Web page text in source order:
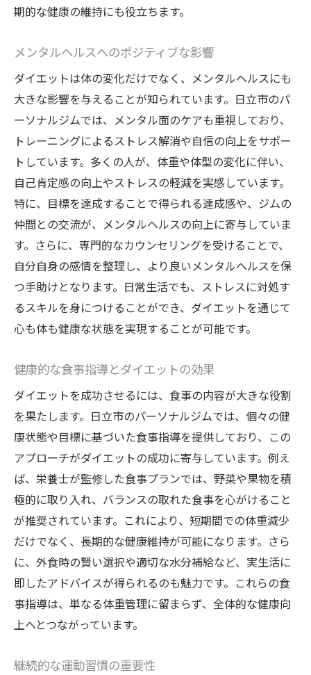
期的な健康の維持にも役立ちます。
メンタルヘルスへのポジティブな影響
ダイエットは体の変化だけでなく、メンタルヘルスにも
大きな影響を与えることが知られています。日立市のパ
ーソナルジムでは、メンタル面のケアも重視しており、
トレーニングによるストレス解消や自信の向上をサポー
トしています。多くの人が、体重や体型の変化に伴い、
自己肯定感の向上やストレスの軽減を実感しています。
特に、目標を達成することで得られる達成感や、ジムの
仲間との交流が、メンタルヘルスの向上に寄与していま
す。さらに、専門的なカウンセリングを受けることで、
自分自身の感情を整理し、より良いメンタルヘルスを保
つ手助けとなります。日常生活でも、ストレスに対処す
るスキルを身につけることができ、ダイエットを通じて
心も体も健康な状態を実現することが可能です。
健康的な食事指導とダイエットの効果
ダイエットを成功させるには、食事の内容が大きな役割
を果たします。日立市のパーソナルジムでは、個々の健
康状態や目標に基づいた食事指導を提供しており、この
アプローチがダイエットの成功に寄与しています。例え
ば、栄養士が監修した食事プランでは、野菜や果物を積
極的に取り入れ、バランスの取れた食事を心がけること
が推奨されています。これにより、短期間での体重減少
だけでなく、長期的な健康維持が可能になります。さら
に、外食時の賢い選択や適切な水分補給など、実生活に
即したアドバイスが得られるのも魅力です。これらの食
事指導は、単なる体重管理に留まらず、全体的な健康向
上へとつながっています。
継続的な運動習慣の重要性